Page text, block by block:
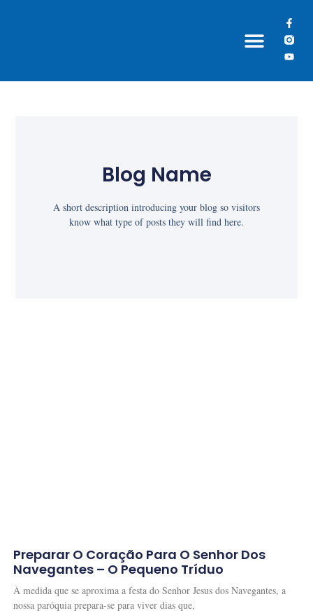
Blog Name
A short description introducing your blog so visitors
know what type of posts they will find here.
Preparar O Coração Para O Senhor Dos
Navegantes – O Pequeno Tríduo
À medida que se aproxima a festa do Senhor Jesus dos Navegantes, a
nossa paróquia prepara-se para viver dias que,